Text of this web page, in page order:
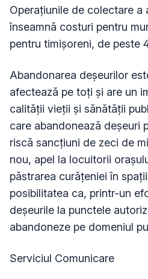
Operațiunile de colectare a
înseamnă costuri pentru
pentru timișoreni, de peste
Abandonarea deșeurilor
afectează pe toți și are un
calității vieții și sănătății
care abandonează deșeuri
riscă sancțiuni de zeci de
nou, apel la locuitorii
păstrarea curățeniei în
posibilitatea ca, printr-un
deșeurile la punctele
abandoneze pe domeniul
Serviciul Comunicare